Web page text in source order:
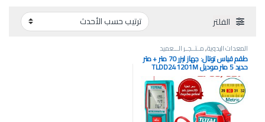
الفلتر
المعدات اليدوية,مــتــجــر الـــعميد
طقم قياس توتال: جهاز ليزر 70 متر + متر
حديد 5 متر موديل TLDD241201M